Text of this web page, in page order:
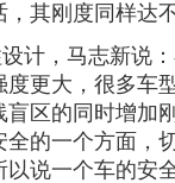
其刚度同样达
，马志新说：
更大，很多车
区的同时增加
的一个方面，
说一个车的安